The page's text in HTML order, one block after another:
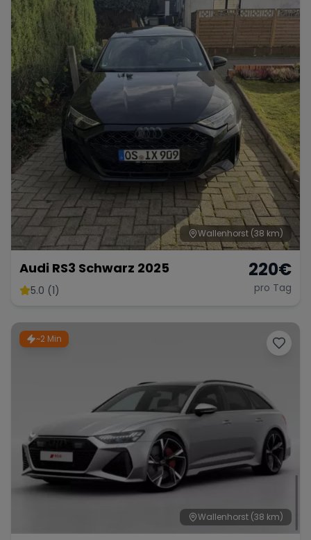
Wallenhorst (38 km)
Audi RS3 Schwarz 2025
5.0 (1)
220€
pro Tag
~2 Min
Wallenhorst (38 km)